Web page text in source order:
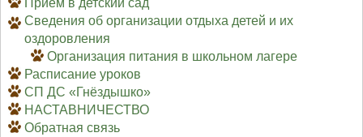
Сведения об организации отдыха детей и их
оздоровления
Организация питания в школьном лагере
Расписание уроков
СП ДС «Гнёздышко»
НАСТАВНИЧЕСТВО
Обратная связь